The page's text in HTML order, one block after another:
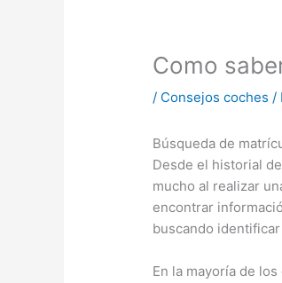
Como
/ Consejos coches /
Búsqueda de
Desde el historial
mucho al realizar
encontrar
buscando
En la mayoría de